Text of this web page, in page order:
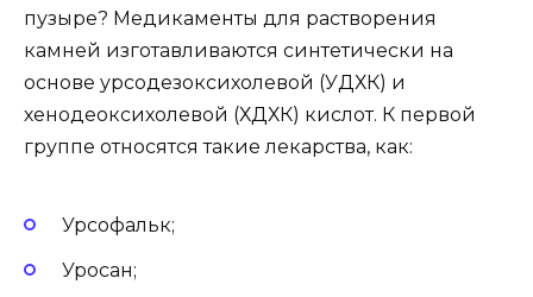
пузыре? Медикаменты для растворения
камней изготавливаются синтетически на
основе урсодезоксихолевой (УДХК) и
хенодеоксихолевой (ХДХК) кислот. К первой
группе относятся такие лекарства, как:
Урсофальк;
Уросан;